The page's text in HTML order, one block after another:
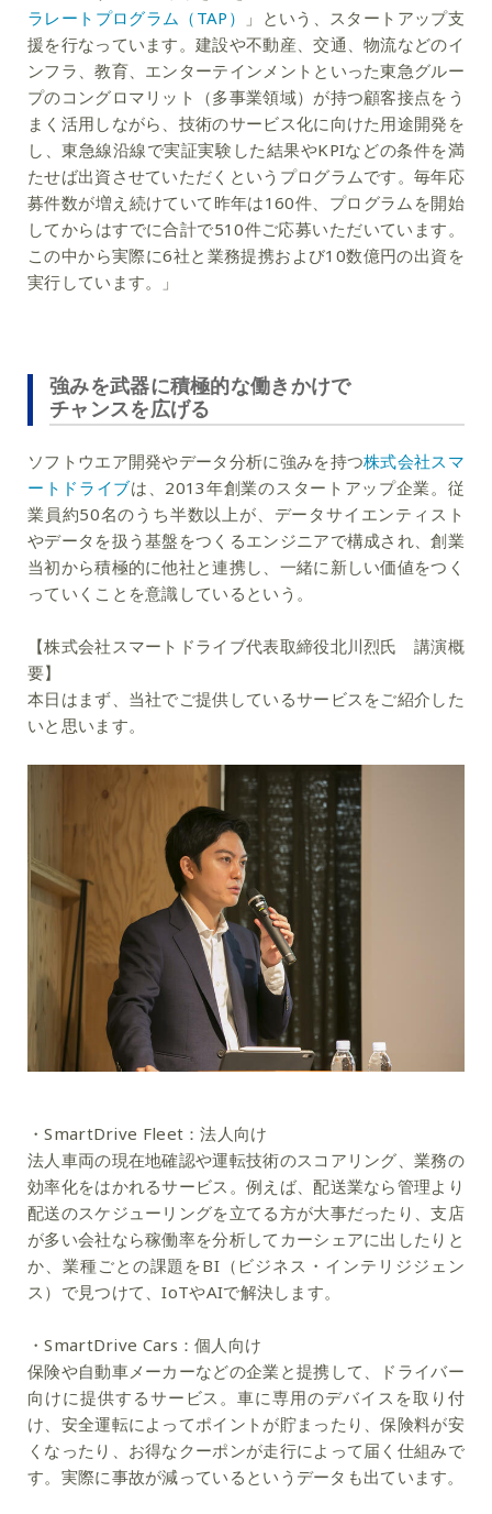
ラレートプログラム（TAP）
」という、スタートアップ支
援を行なっています。建設や不動産、交通、物流などのイ
ンフラ、教育、エンターテインメントといった東急グルー
プのコングロマリット（多事業領域）が持つ顧客接点をう
まく活用しながら、技術のサービス化に向けた用途開発を
し、東急線沿線で実証実験した結果やKPIなどの条件を満
たせば出資させていただくというプログラムです。毎年応
募件数が増え続けていて昨年は160件、プログラムを開始
してからはすでに合計で510件ご応募いただいています。
この中から実際に6社と業務提携および10数億円の出資を
実行しています。」
強みを武器に積極的な働きかけで
チャンスを広げる
ソフトウエア開発やデータ分析に強みを持つ株式会社スマ
ートドライブは、2013年創業のスタートアップ企業。従
業員約50名のうち半数以上が、データサイエンティスト
やデータを扱う基盤をつくるエンジニアで構成され、創業
当初から積極的に他社と連携し、一緒に新しい価値をつく
っていくことを意識しているという。
【株式会社スマートドライブ代表取締役北川烈氏 講演概
要】
本日はまず、当社でご提供しているサービスをご紹介した
いと思います。
・SmartDrive Fleet：法人向け
法人車両の現在地確認や運転技術のスコアリング、業務の
効率化をはかれるサービス。例えば、配送業なら管理より
配送のスケジューリングを立てる方が大事だったり、支店
が多い会社なら稼働率を分析してカーシェアに出したりと
か、業種ごとの課題をBI（ビジネス・インテリジジェン
ス）で見つけて、IoTやAIで解決します。
・SmartDrive Cars：個人向け
保険や自動車メーカーなどの企業と提携して、ドライバー
向けに提供するサービス。車に専用のデバイスを取り付
け、安全運転によってポイントが貯まったり、保険料が安
くなったり、お得なクーポンが走行によって届く仕組みで
す。実際に事故が減っているというデータも出ています。